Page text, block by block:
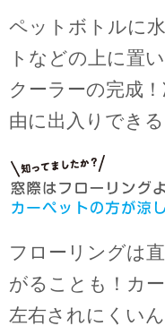
ペットボトルに
トなどの上に置
クーラーの完成
由に出入りでき
フローリングは
がることも！カ
左右されにくい